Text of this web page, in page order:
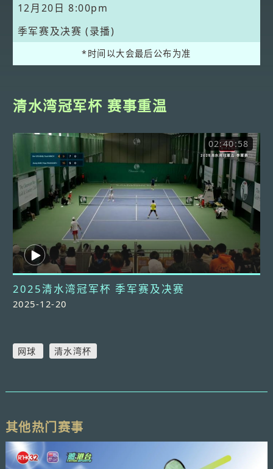
12月20日 8:00pm
季军赛及决赛 (录播)
*时间以大会最后公布为准
清水湾冠军杯 赛事重温
02:40:58
2025清水湾冠军杯 季军赛及决赛
2025-12-20
网球 清水湾杯
其他热门赛事